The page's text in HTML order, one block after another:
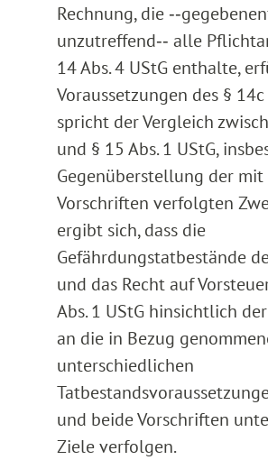
Rechnung, die
unzutreffend‑‑ alle
14 Abs. 4 UStG enthalte,
Voraussetzungen des § 14c
spricht der Vergleich
und § 15 Abs. 1 UStG,
Gegenüberstellung der mit
Vorschriften verfolgten
ergibt sich, dass die
Gefährdungstatbestände
und das Recht auf
Abs. 1 UStG hinsichtlich
an die in Bezug
unterschiedlichen
und beide Vorschriften
Ziele verfolgen.